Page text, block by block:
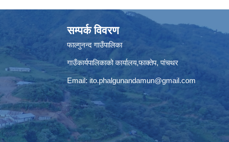
सम्पर्क विवरण
फाल्गुनन्द गाउँपालिका
गाउँकार्यपालिकाको कार्यालय,फाक्तेप, पांचथर
Email: ito.phalgunandamun@gmail.com